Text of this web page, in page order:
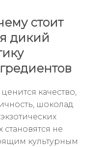
стоит
дикий
качество,
шоколад
становятся не
культурным